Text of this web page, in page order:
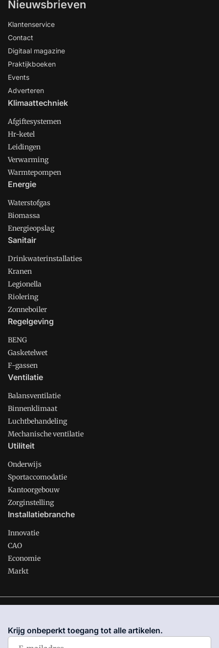
Nieuwsbrieven
Klantenservice
Contact
Digitaal magazine
Praktijkboeken
Events
Adverteren
Klimaattechniek
Afgiftesystemen
Hr-ketel
Leidingen
Verwarming
Warmtepompen
Energie
Waterstofgas
Biomassa
Energieopslag
Sanitair
Drinkwaterinstallaties
Kranen
Legionella
Riolering
Zonneboiler
Regelgeving
BENG
Gasketelwet
F-gassen
Ventilatie
Balansventilatie
Binnenklimaat
Luchtbehandeling
Mechanische ventilatie
Utiliteit
Onderwijs
Sportaccomodatie
Kantoorgebouw
Zorginstelling
Installatiebranche
Innovatie
CAO
Economie
Markt
waar VMN media voor staat. Op gebruik van deze site zijn de
volgende regelingen van toepassing:Algemene Voorwaarden
Krijg onbeperkt toegang tot alle artikelen.